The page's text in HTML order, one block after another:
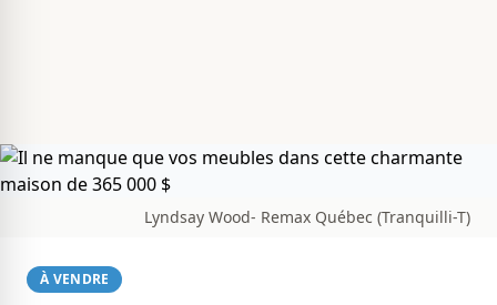
Lyndsay Wood- Remax Québec (Tranquilli-T)
À VENDRE